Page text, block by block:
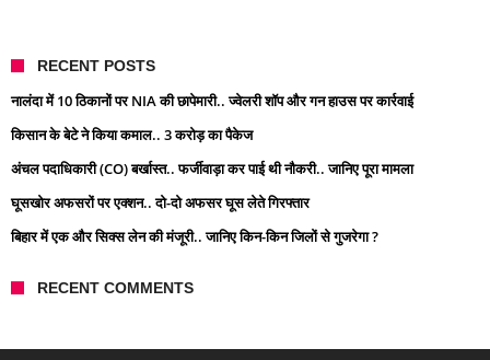
RECENT POSTS
नालंदा में 10 ठिकानों पर NIA की छापेमारी.. ज्वेलरी शॉप और गन हाउस पर कार्रवाई
किसान के बेटे ने किया कमाल.. 3 करोड़ का पैकेज
अंचल पदाधिकारी (CO) बर्खास्त.. फर्जीवाड़ा कर पाई थी नौकरी.. जानिए पूरा मामला
घूसखोर अफसरों पर एक्शन.. दो-दो अफसर घूस लेते गिरफ्तार
बिहार में एक और सिक्स लेन की मंजूरी.. जानिए किन-किन जिलों से गुजरेगा ?
RECENT COMMENTS